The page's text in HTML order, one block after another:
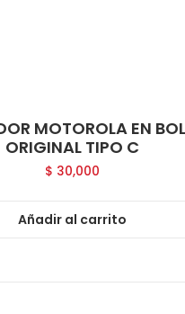
MOTOROLA EN
ORIGINAL TIPO C
$ 30,000
Añadir al carrito